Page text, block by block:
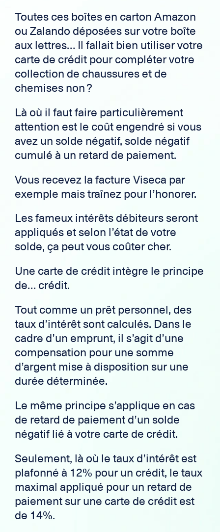
Toutes ces boîtes en carton Amazon
ou Zalando déposées sur votre boîte
aux lettres… Il fallait bien utiliser votre
carte de crédit pour compléter votre
collection de chaussures et de
chemises non ?
Là où il faut faire particulièrement
attention est le coût engendré si vous
avez un solde négatif, solde négatif
cumulé à un retard de paiement.
Vous recevez la facture Viseca par
exemple mais traînez pour l’honorer.
Les fameux intérêts débiteurs seront
appliqués et selon l’état de votre
solde, ça peut vous coûter cher.
Une carte de crédit intègre le principe
de… crédit.
Tout comme un prêt personnel, des
taux d’intérêt sont calculés. Dans le
cadre d’un emprunt, il s’agit d’une
compensation pour une somme
d’argent mise à disposition sur une
durée déterminée.
Le même principe s’applique en cas
de retard de paiement d’un solde
négatif lié à votre carte de crédit.
Seulement, là où le taux d’intérêt est
plafonné à 12% pour un crédit, le taux
maximal appliqué pour un retard de
paiement sur une carte de crédit est
de 14%.